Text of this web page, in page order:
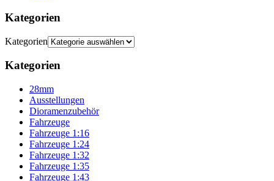
Kategorien
Kategorien
Kategorien
28mm
Ausstellungen
Dioramenzubehör
Fahrzeuge
Fahrzeuge 1:16
Fahrzeuge 1:24
Fahrzeuge 1:32
Fahrzeuge 1:35
Fahrzeuge 1:43